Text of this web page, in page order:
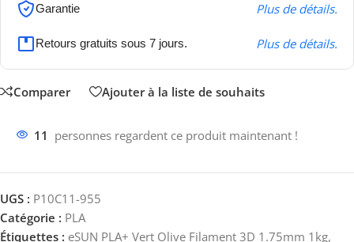
Garantie Plus de détails.
Retours gratuits sous 7 jours. Plus de détails.
Comparer Ajouter à la liste de souhaits
11 personnes regardent ce produit maintenant !
UGS : P10C11-955
Catégorie : PLA
Étiquettes : eSUN PLA+ Vert Olive Filament 3D 1.75mm 1kg,